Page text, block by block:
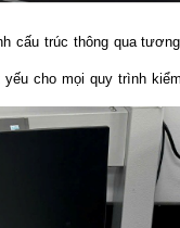
cấu trúc thông qua
cho mọi quy trình